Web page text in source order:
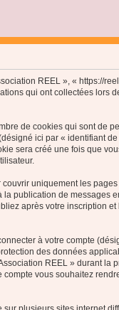
REEL », « https://
qui ont collectées lors
de cookies qui sont de
ici par « identifiant de
sera créé une fois que
uniquement les
publication de messages
après votre inscription et
à votre compte
des données
REEL » durant la
vous souhaitez